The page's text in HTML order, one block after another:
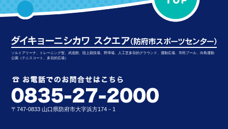
ソルトアリーナ、トレーニング室、武道館、陸上競技場、野球場、人工芝多目的グラウンド、運動広場、市民プール、向島運動
公園（テニスコート、多目的広場）
〒747-0833 山口県防府市大字浜方174－1